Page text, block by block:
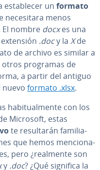
es­ta­ble­cer un formato
ne­ce­si­ta­ra menos
El nombre docxes una
.docy la Xde
de archivo es similar a
otros programas de
a partir del antiguo
nuevo formato .xlsx.
ha­bi­tua­l­me­n­te con los
Microsoft, estas
te re­su­l­ta­rán fa­mi­lia­
que hemos me­n­cio­na­
pero ¿realmente son
y .doc? ¿Qué significa la